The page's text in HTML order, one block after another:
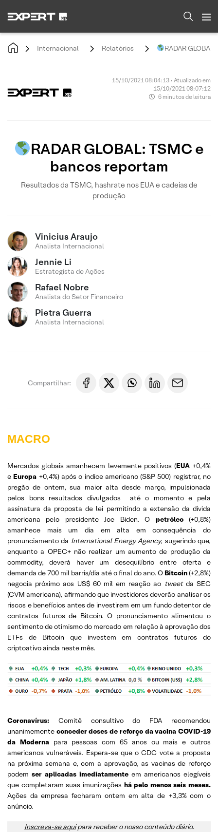
Internacional Relatórios RADAR
15/10/2021 08:04:13 • Atualizado em
15/10/2021 08:07:12
6 minutos de leitura
RADAR GLOBAL: TSMC e
bancos reportam
Resultados da TSMC, hashrate nos EUA e cadeias de
produção
Vinicius Araujo
Analista Internacional
Jennie Li
Estrategista de Ações
Rafael Nobre
Analista do Setor Financeiro
Pietra Guerra
Analista Internacional
Compartilhar:
MACRO
Mercados globais amanhecem levemente positivos (EUA +0,4%
e Europa +0,4%) após o índice americano (S&P 500) registrar, no
pregão de ontem, sua maior alta desde março, impulsionada
pelos bons resultados divulgados até o momento e pela
assinatura da proposta de lei permitindo a extensão da dívida
americana pelo presidente Joe Biden. O petróleo(+0,8%)
amanhece mais um dia em alta em consequência do
pronunciamento da International Energy Agency, sugerindo que,
enquanto a OPEC+ não realizar um aumento de produção da
commodity, deverá haver um desequilíbrio entre oferta e
demanda de 700 mil barris/dia até o final do ano. O Bitcoin(+2,8%)
negocia próximo aos US$ 60 mil em reação ao tweet da SEC
(CVM americana), afirmando que investidores deverão analisar os
riscos e benefícios antes de investirem em um fundo detentor de
contratos futuros de Bitcoin. O pronunciamento alimentou o
sentimento de otimismo do mercado em relação à aprovação dos
ETFs de Bitcoin que investem em contratos futuros do
criptoativo ainda neste mês.
Coronavírus: Comitê consultivo do FDA recomendou
unanimemente conceder doses de reforço da vacina COVID-19
da Modernapara pessoas com 65 anos ou mais e outros
americanos vulneráveis. Espera-se que o CDC vote a proposta
na próxima semana e, com a aprovação, as vacinas de reforço
podem ser aplicadas imediatamente em americanos elegíveis
que completaram suas imunizações há pelo menos seis meses.
Ações da empresa fecharam ontem em alta de +3,3% com o
anúncio.
Inscreva-se aquipara receber o nosso conteúdo diário.